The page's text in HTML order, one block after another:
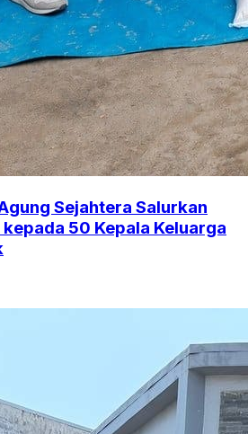
Sejahtera Salurkan
50 Kepala Keluarga